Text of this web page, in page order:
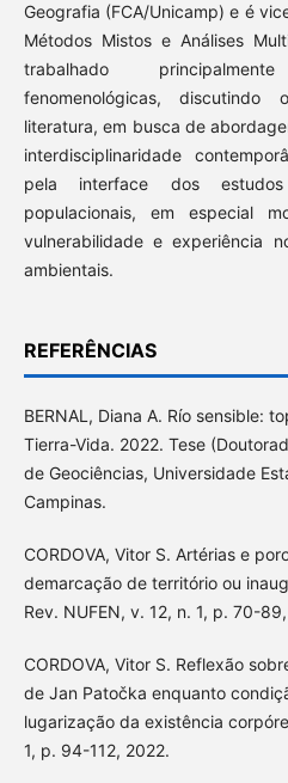
Geografia (FCA/Unicamp) e é
Métodos Mistos e Análises
trabalhado
fenomenológicas, discutindo
literatura, em busca de
interdisciplinaridade
pela interface dos
populacionais, em especial
vulnerabilidade e experiência
ambientais.
REFERÊNCIAS
BERNAL, Diana A. Río sensible:
Tierra-Vida. 2022. Tese
de Geociências, Universidade
Campinas.
CORDOVA, Vitor S. Artérias e
demarcação de território ou
Rev. NUFEN, v. 12, n. 1, p. 70-
CORDOVA, Vitor S. Reflexão
de Jan Patočka enquanto
lugarização da existência
1, p. 94-112, 2022.